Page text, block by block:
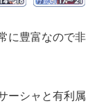
に豊富なので非
ーシャと有利属